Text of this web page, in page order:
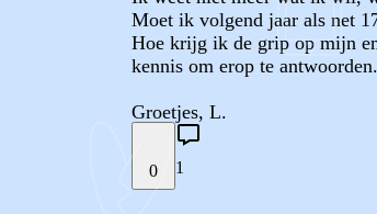
Moet ik volgend jaar als net
Hoe krijg ik de grip op mijn
kennis om erop te
Groetjes, L.
0 1